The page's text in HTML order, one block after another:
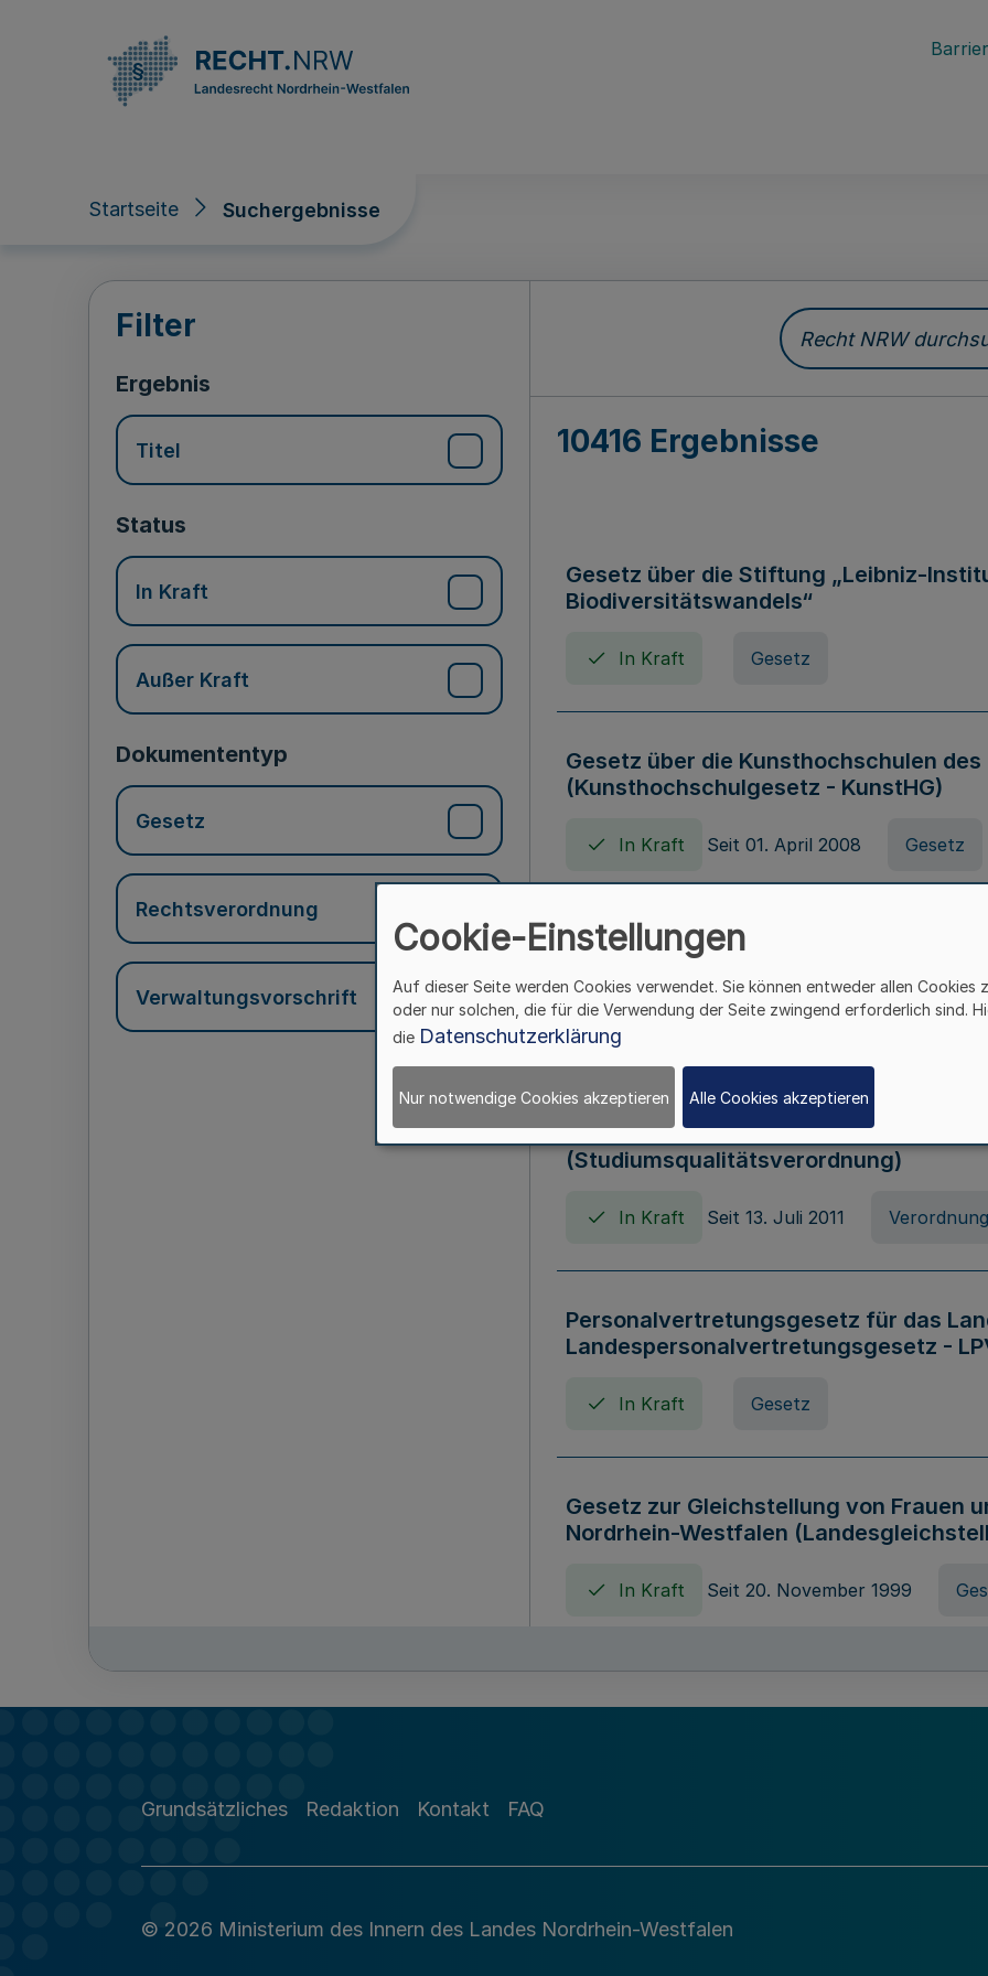
Startseite Suchergebnisse
Suchergebnisse
Filter
Ergebnis
Titel
Status
In Kraft
Außer Kraft
Dokumententyp
Gesetz
Rechtsverordnung
Verwaltungsvorschrift
Recht NRW
10416 Ergebnisse
Gesetz über die Stiftung „Leibniz-
Biodiversitätswandels“
In Kraft Gesetz
Gesetz über die Kunsthochschulen
(Kunsthochschulgesetz - KunstHG)
In Kraft Seit 01. April 2008 Gesetz
Verordnung über Beihilfen in Geburts-
Todesfällen (Beihilfenverordnung NRW
In Kraft
Verordnung zum
(Studiumsqualitätsverordnung)
In Kraft Seit 13. Juli 2011 Verordnung
Personalvertretungsgesetz für das
Landespersonalvertretungsgesetz -
In Kraft Gesetz
Gesetz zur Gleichstellung von Frauen
Nordrhein-Westfalen
In Kraft Seit 20. November 1999
Grundsätzliches Redaktion Kontakt FAQ
© 2026 Ministerium des Innern des Landes Nordrhein-Westfalen
Cookie-Einstellungen
Auf dieser Seite werden Cookies verwendet. Sie können entweder allen Cookies
oder nur solchen, die für die Verwendung der Seite zwingend erforderlich sind.
die Datenschutzerklärung
Nur notwendige Cookies akzeptieren Alle Cookies akzeptieren